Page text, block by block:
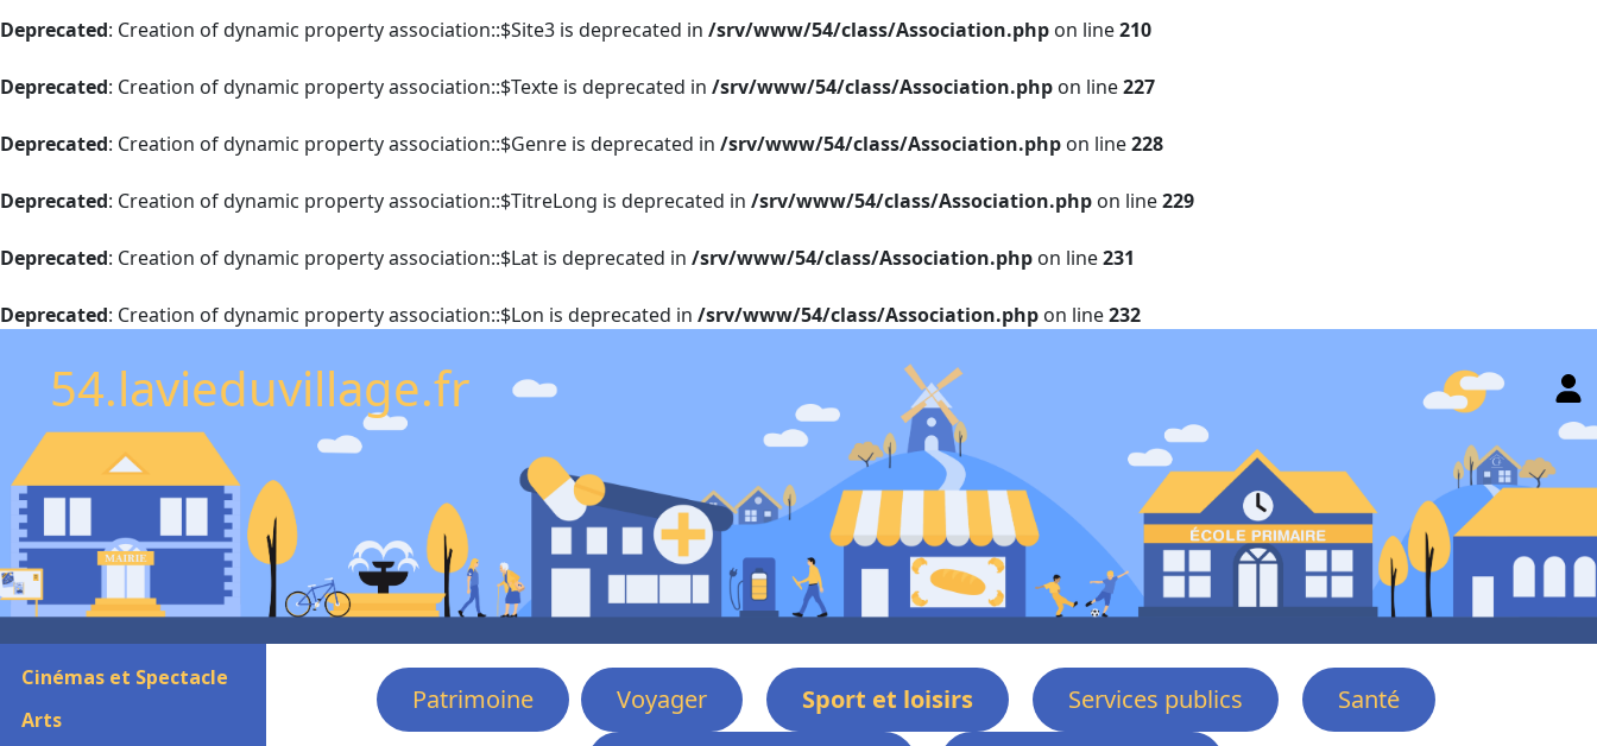
Deprecated: Creation of dynamic property association::$Site3 is deprecated in /srv/www/54/class/Association.php on line210
Deprecated: Creation of dynamic property association::$Texte is deprecated in /srv/www/54/class/Association.php on line227
Deprecated: Creation of dynamic property association::$Genre is deprecated in /srv/www/54/class/Association.php on line228
Deprecated: Creation of dynamic property association::$TitreLong is deprecated in /srv/www/54/class/Association.php on line229
Deprecated: Creation of dynamic property association::$Lat is deprecated in /srv/www/54/class/Association.php on line231
Deprecated: Creation of dynamic property association::$Lon is deprecated in /srv/www/54/class/Association.php on line232
54.lavieduvillage.fr
Cinémas et Spectacle
Arts
Patrimoine Voyager Sport et loisirs Services publics
Santé